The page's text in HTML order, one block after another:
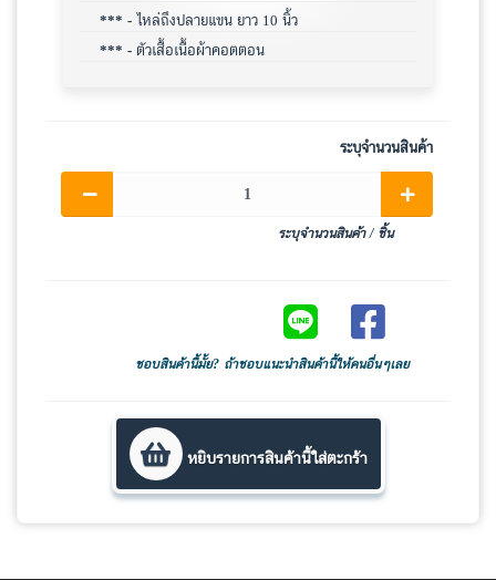
*** - ไหล่ถึงปลายแขน ยาว 10 นิ้ว
*** - ตัวเสื้อเนื้อผ้าคอตตอน
ระบุจำนวนสินค้า
ระบุจำนวนสินค้า / ชิ้น
Share on Facebook
Share on LINE
ชอบสินค้านี้มั้ย? ถ้าชอบแนะนำสินค้านี้ให้คนอื่นๆเลย
หยิบรายการสินค้านี้ใส่ตะกร้า